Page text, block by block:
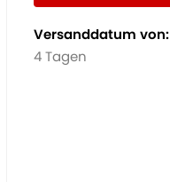
Versanddatum von:
4 Tagen